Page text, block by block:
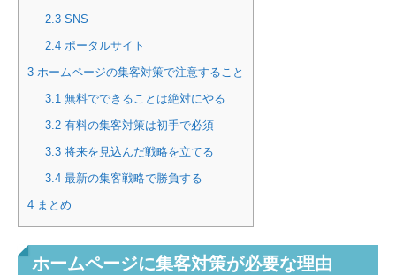
2.3SNS
2.4ポータルサイト
3 ホームページの集客対策で注意すること
3.1 無料でできることは絶対にやる
3.2有料の集客対策は初手で必須
3.3将来を見込んだ戦略を立てる
3.4最新の集客戦略で勝負する
4 まとめ
ホームページに集客対策が必要な理由